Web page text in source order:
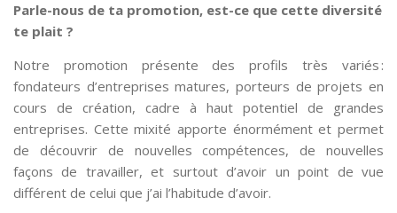
Parle-nous de ta promotion, est-ce que cette diversité
te plait ?
Notre promotion présente des profils très variés :
fondateurs d’entreprises matures, porteurs de projets en
cours de création, cadre à haut potentiel de grandes
entreprises. Cette mixité apporte énormément et permet
de découvrir de nouvelles compétences, de nouvelles
façons de travailler, et surtout d’avoir un point de vue
différent de celui que j’ai l’habitude d’avoir.